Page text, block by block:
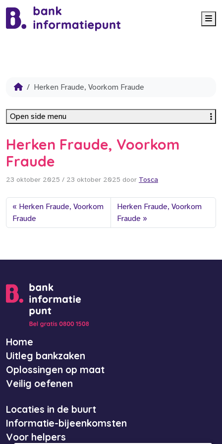
Herken Fraude, Voorkom Fraude
Herken Fraude, Voorkom
Fraude
23 oktober 2025 / 23 oktober 2025 door Tosca
Herken Fraude, Voorkom
Fraude
Herken Fraude, Voorkom
Fraude
Open side menu
Home
Uitleg bankzaken
Oplossingen op maat
Veilig oefenen
Locaties in de buurt
Informatie-bijeenkomsten
Voor helpers